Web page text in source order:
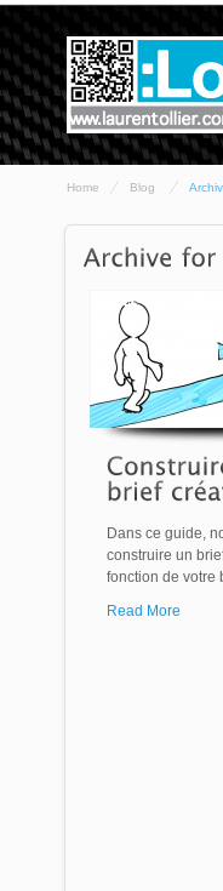
Home Blog
Dans ce guide,
construire un
fonction de votre
Read More